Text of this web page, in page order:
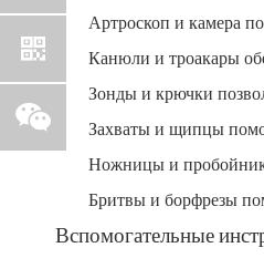
Артроскоп и камера
Канюли и троакары
Зонды и крючки
Захваты и щипцы
Ножницы и
Бритвы и борфрезы
Вспомогательные